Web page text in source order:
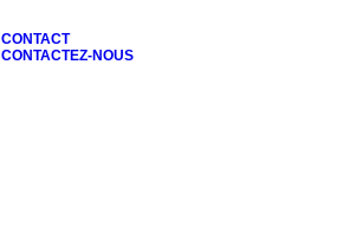
CONTACT
CONTACTEZ-NOUS